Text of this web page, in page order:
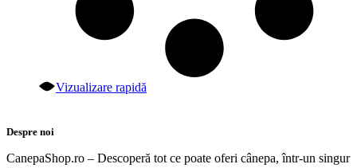
Vizualizare rapidă
Despre noi
CanepaShop.ro – Descoperă tot ce poate oferi cânepa, într-un singur